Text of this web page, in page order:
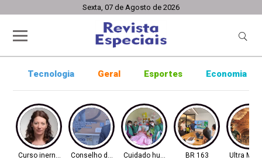
Sexta, 07 de Agosto de 2026
Tecnologia Geral Esportes Economia
Curso inernacionalConselho de InovaçãoCuidado humanizadoBR 163 Ultra